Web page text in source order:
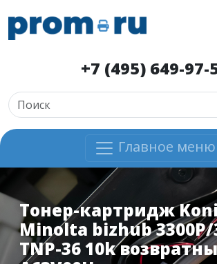
+7 (495) 649-97-
Главное меню
Тонер-картридж
Minolta bizhub 3300P/
TNP-36 10k